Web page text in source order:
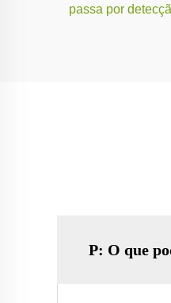
passa por
P: O que